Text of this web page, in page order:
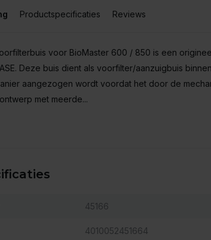
Productspecificaties Reviews
voor BioMaster 600 / 850 is een
Deze buis dient als voorfilter/aanzuigbuis
aangezogen wordt voordat het door de
met meerde...
45166
4010052451664